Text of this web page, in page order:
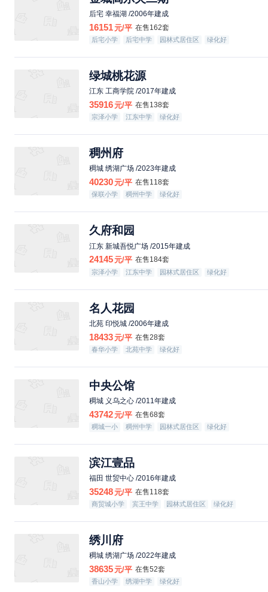
后宅 幸福湖 /2006年建成
16151元/平 在售162套
后宅小学 后宅中学 园林式居住区 绿化好
绿城桃花源
江东 工商学院 /2017年建成
35916元/平 在售138套
宗泽小学 江东中学 绿化好
稠州府
稠城 绣湖广场 /2023年建成
40230元/平 在售118套
保联小学 稠州中学 绿化好
久府和园
江东 新城吾悦广场 /2015年建成
24145元/平 在售184套
宗泽小学 江东中学 园林式居住区 绿化好
名人花园
北苑 印悦城 /2006年建成
18433元/平 在售28套
春华小学 北苑中学 绿化好
中央公馆
稠城 义乌之心 /2011年建成
43742元/平 在售68套
稠城一小 稠州中学 园林式居住区
绿化好
滨江壹品
福田 世贸中心 /2016年建成
35248元/平 在售118套
商贸城小学 宾王中学 园林式居住区 绿化好
绣川府
稠城 绣湖广场 /2022年建成
38635元/平 在售52套
香山小学 绣湖中学 绿化好